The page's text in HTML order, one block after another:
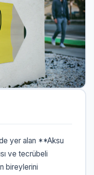
yer alan **Aksu
ve tecrübeli
bireylerini